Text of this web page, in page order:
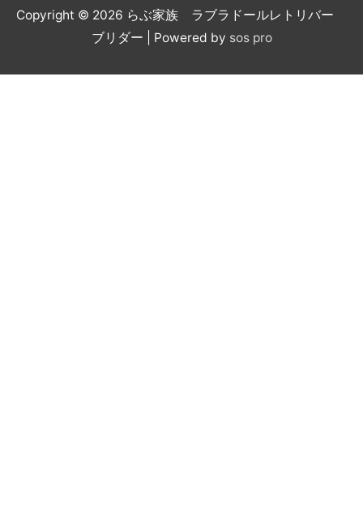
Copyright © 2026 らぶ家族 ラブラドールレトリバー
ブリダー | Powered by sos pro